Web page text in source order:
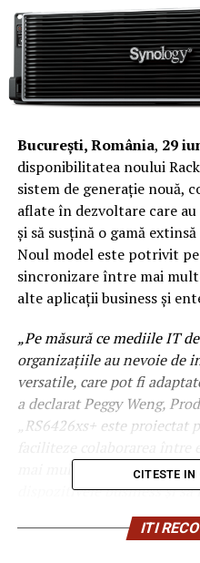
București, România, 29
disponibilitatea noului
sistem de generație nouă,
aflate în dezvoltare care
și să susțină o gamă
Noul model este potrivit
sincronizare între mai
alte aplicații business și
„Pe măsură ce mediile IT
organizațiile au nevoie de
versatile, care pot fi
a declarat Peggy Weng,
„RS6426xs+ este proiectat
mai multe sedii, să
dispozitivele business și să
supraveghere pentru
CITESTE IN
ITI